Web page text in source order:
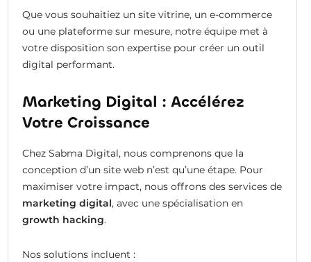
Que vous souhaitiez un site vitrine, un e-commerce
ou une plateforme sur mesure, notre équipe met à
votre disposition son expertise pour créer un outil
digital performant.
Marketing Digital : Accélérez
Votre Croissance
Chez Sabma Digital, nous comprenons que la
conception d’un site web n’est qu’une étape. Pour
maximiser votre impact, nous offrons des services de
marketing digital, avec une spécialisation en
growth hacking.
Nos solutions incluent :